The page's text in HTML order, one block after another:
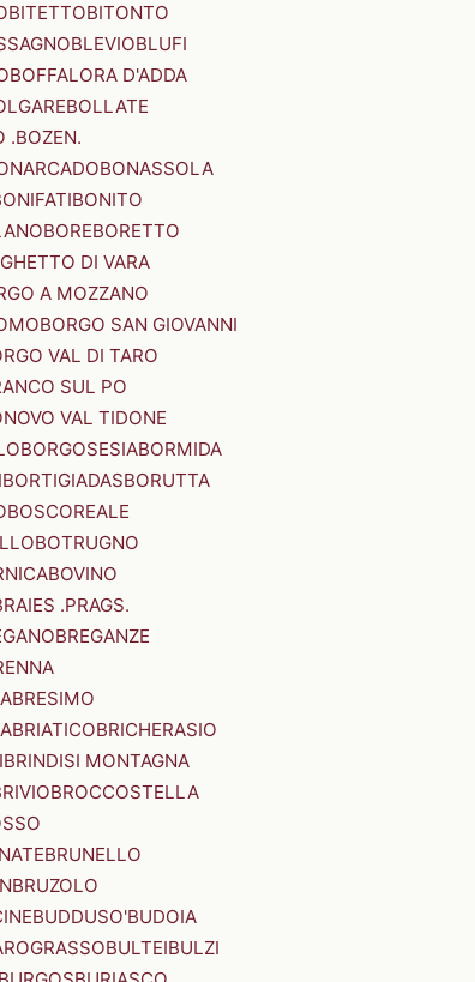
BITETTOBITONTO
BLEVIOBLUFI
BOFFALORA D'ADDA
BOLLATE
.BOZEN.
BONASSOLA
BONITO
BOREBORETTO
DI VARA
A MOZZANO
BORGO SAN GIOVANNI
VAL DI TARO
SUL PO
VAL TIDONE
BORGOSESIABORMIDA
BORTIGIADASBORUTTA
BOSCOREALE
BOTRUGNO
BOVINO
.PRAGS.
BREGANZE
BRESIMO
BRIATICOBRICHERASIO
BRINDISI MONTAGNA
BROCCOSTELLA
BRUNELLO
BRUZOLO
BUDDUSO'BUDOIA
BULTEIBULZI